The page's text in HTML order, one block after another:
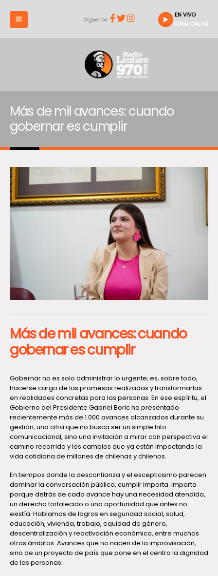
Síguenos:
EN VIVO
SEÑAL ONLINE
Más de mil avances: cuando
gobernar es cumplir
Más de mil avances: cuando
gobernar es cumplir
Gobernar no es solo administrar lo urgente; es, sobre todo,
hacerse cargo de las promesas realizadas y transformarlas
en realidades concretas para las personas. En ese espíritu, el
Gobierno del Presidente Gabriel Boric ha presentado
recientemente más de 1.000 avances alcanzados durante su
gestión, una cifra que no busca ser un simple hito
comunicacional, sino una invitación a mirar con perspectiva el
camino recorrido y los cambios que ya están impactando la
vida cotidiana de millones de chilenas y chilenos.
En tiempos donde la desconfianza y el escepticismo parecen
dominar la conversación pública, cumplir importa. Importa
porque detrás de cada avance hay una necesidad atendida,
un derecho fortalecido o una oportunidad que antes no
existía. Hablamos de logros en seguridad social, salud,
educación, vivienda, trabajo, equidad de género,
descentralización y reactivación económica, entre muchos
otros ámbitos. Avances que no nacen de la improvisación,
sino de un proyecto de país que pone en el centro la dignidad
de las personas.